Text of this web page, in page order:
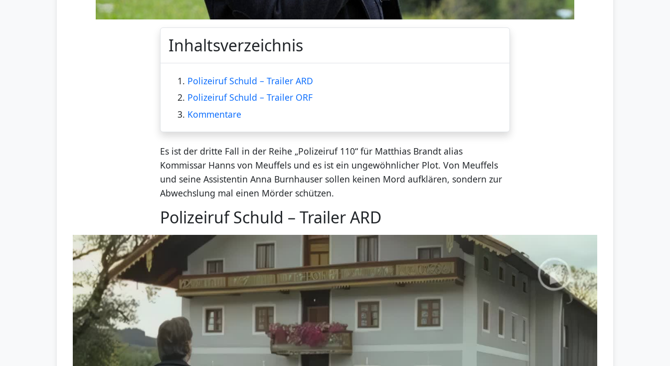
Inhaltsverzeichnis
1. Polizeiruf Schuld – Trailer ARD
2. Polizeiruf Schuld – Trailer ORF
3. Kommentare
Es ist der dritte Fall in der Reihe „Polizeiruf 110“ für Matthias Brandt alias
Kommissar Hanns von Meuffels und es ist ein ungewöhnlicher Plot. Von Meuffels
und seine Assistentin Anna Burnhauser sollen keinen Mord aufklären, sondern zur
Abwechslung mal einen Mörder schützen.
Polizeiruf Schuld – Trailer ARD